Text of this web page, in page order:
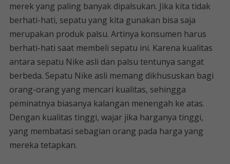
merek yang paling banyak dipalsukan. Jika kita tidak
berhati-hati, sepatu yang kita gunakan bisa saja
merupakan produk palsu. Artinya konsumen harus
berhati-hati saat membeli sepatu ini. Karena kualitas
antara sepatu Nike asli dan palsu tentunya sangat
berbeda. Sepatu Nike asli memang dikhususkan bagi
orang-orang yang mencari kualitas, sehingga
peminatnya biasanya kalangan menengah ke atas.
Dengan kualitas tinggi, wajar jika harganya tinggi,
yang membatasi sebagian orang pada harga yang
mereka tetapkan.